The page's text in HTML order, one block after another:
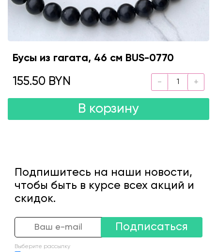
Бусы из гагата, 46 см BUS-0770
155.50 BYN
В корзину
Подпишитесь на наши новости,
чтобы быть в курсе всех акций и
скидок.
Подписаться
Выберите рассылку